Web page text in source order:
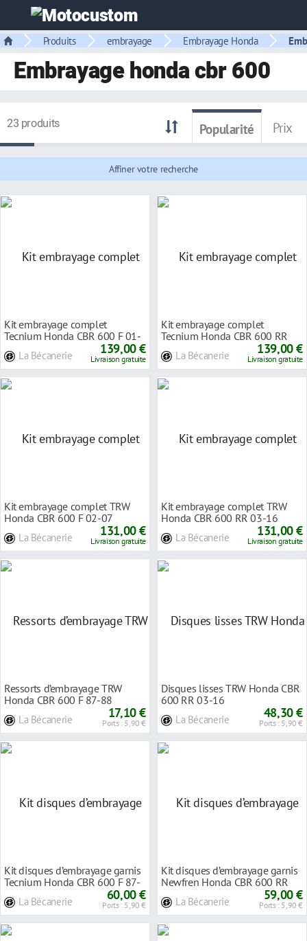
Produits embrayage Embrayage Honda
Embrayage honda cbr 600
23 produits Popularité Prix
Affiner votre recherche
Kit embrayage complet
Tecnium Honda CBR 600 F 01-
La Bécanerie 139,00 €
Livraison gratuite
Kit embrayage complet
Tecnium Honda CBR 600 RR
La Bécanerie 139,00 €
Livraison gratuite
Kit embrayage complet TRW
Honda CBR 600 F 02-07
La Bécanerie 131,00 €
Livraison gratuite
Kit embrayage complet TRW
Honda CBR 600 RR 03-16
La Bécanerie 131,00 €
Livraison gratuite
Ressorts d’embrayage TRW
Honda CBR 600 F 87-88
La Bécanerie 17,10 €
Ports : 5,90 €
Disques lisses TRW Honda CBR
600 RR 03-16
La Bécanerie 48,30 €
Ports : 5,90 €
Kit disques d’embrayage garnis
Tecnium Honda CBR 600 F 87-
La Bécanerie 60,00 €
Ports : 5,90 €
Kit disques d’embrayage garnis
Newfren Honda CBR 600 RR
La Bécanerie 59,00 €
Ports : 5,90 €